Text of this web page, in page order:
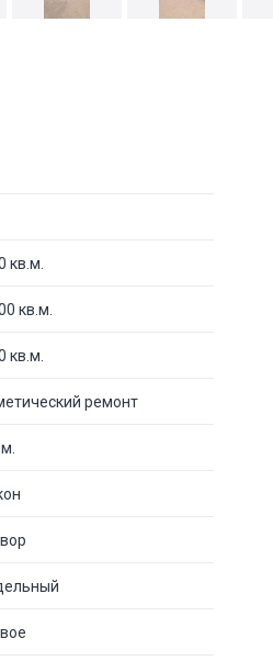
кв.м.
кв.м.
кв.м.
ремонт